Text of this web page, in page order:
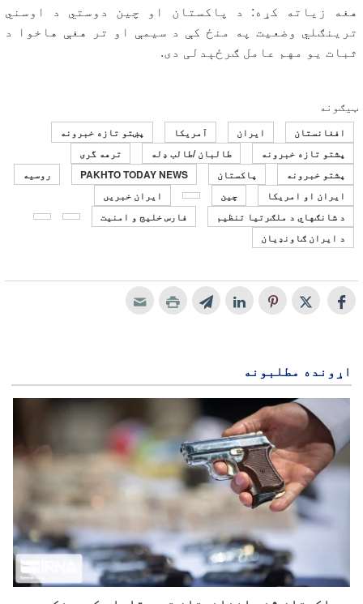
هغه زیاته کړه: د پاکستان او چین دوستي د اوسني
ترینګلي وضعیت په منځ کې د سیمې او تر هغې هاخوا د
ثبات یو مهم عامل ګرځېدلی دی.
ټیګونه
افغانستان ایران آمریکا
پښتو تازه خبرونه
پشتو تازه خبرونه
طالبان /طالب ډله
ترهه گری
پشتو خبرونه
پاکستان PAKHTO TODAY NEWS
روسیه
ایران او امریکا
چین
ایران خبریں
د شانګهاي د ملګرتيا تنظیم
فارس خلیج و امنیت
د ایران ګاونډیان
اړونده مطلبونه